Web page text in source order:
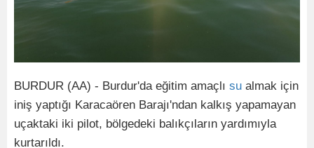
BURDUR (AA) - Burdur'da eğitim amaçlı su almak için
iniş yaptığı Karacaören Barajı'ndan kalkış yapamayan
uçaktaki iki pilot, bölgedeki balıkçıların yardımıyla
kurtarıldı.